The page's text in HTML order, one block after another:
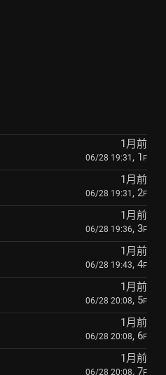
1月前
06/28 19:31 , 1 F
1月前
06/28 19:31 , 2F
1月前
06/28 19:36, 3F
1月前
06/28 19:43, 4F
1月前
06/28 20:08, 5F
1月前
06/28 20:08, 6F
1月前
06/28 20:08, 7F